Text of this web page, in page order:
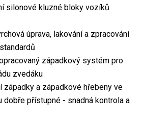
silonové kluzné bloky vozíků
úprava, lakování a zpracování
západkový systém pro
zvedáku
západky a západkové hřebeny ve
dobře přístupné - snadná kontrola a